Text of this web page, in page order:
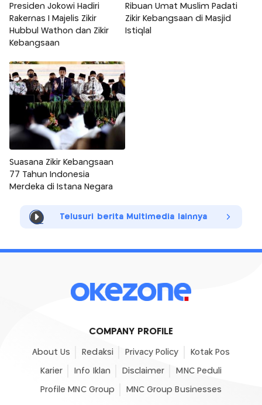
Presiden Jokowi Hadiri
Rakernas I Majelis Zikir
Hubbul Wathon dan Zikir
Kebangsaan
Ribuan Umat Muslim Padati
Zikir Kebangsaan di Masjid
Istiqlal
Suasana Zikir Kebangsaan
77 Tahun Indonesia
Merdeka di Istana Negara
Telusuri berita Multimedia lainnya
COMPANY PROFILE
About Us Redaksi Privacy Policy Kotak Pos
Karier Info Iklan Disclaimer MNC Peduli
Profile MNC Group MNC Group Businesses